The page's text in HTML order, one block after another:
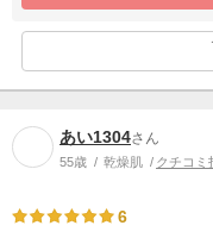
あい1304さん
55歳 乾燥肌 クチコミ
6